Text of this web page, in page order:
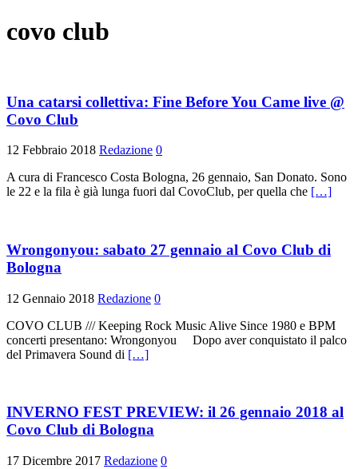
covo club
Una catarsi collettiva: Fine Before You Came live @
Covo Club
12 Febbraio 2018 Redazione 0
A cura di Francesco Costa Bologna, 26 gennaio, San Donato. Sono
le 22 e la fila è già lunga fuori dal CovoClub, per quella che […]
Wrongonyou: sabato 27 gennaio al Covo Club di
Bologna
12 Gennaio 2018 Redazione 0
COVO CLUB /// Keeping Rock Music Alive Since 1980 e BPM
concerti presentano: Wrongonyou Dopo aver conquistato il palco
del Primavera Sound di […]
INVERNO FEST PREVIEW: il 26 gennaio 2018 al
Covo Club di Bologna
17 Dicembre 2017 Redazione 0